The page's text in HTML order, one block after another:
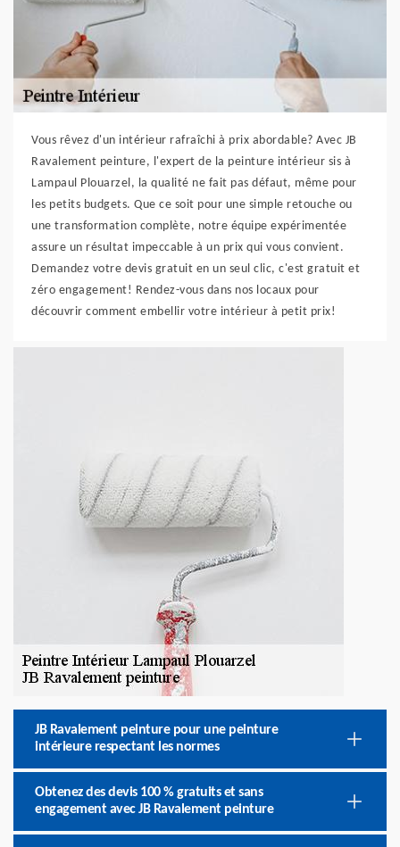
Vous rêvez d'un intérieur rafraîchi à prix abordable? Avec JB
Ravalement peinture, l'expert de la peinture intérieur sis à
Lampaul Plouarzel, la qualité ne fait pas défaut, même pour
les petits budgets. Que ce soit pour une simple retouche ou
une transformation complète, notre équipe expérimentée
assure un résultat impeccable à un prix qui vous convient.
Demandez votre devis gratuit en un seul clic, c'est gratuit et
zéro engagement! Rendez-vous dans nos locaux pour
découvrir comment embellir votre intérieur à petit prix!
JB Ravalement peinture pour une peinture
intérieure respectant les normes
Obtenez des devis 100 % gratuits et sans
engagement avec JB Ravalement peinture